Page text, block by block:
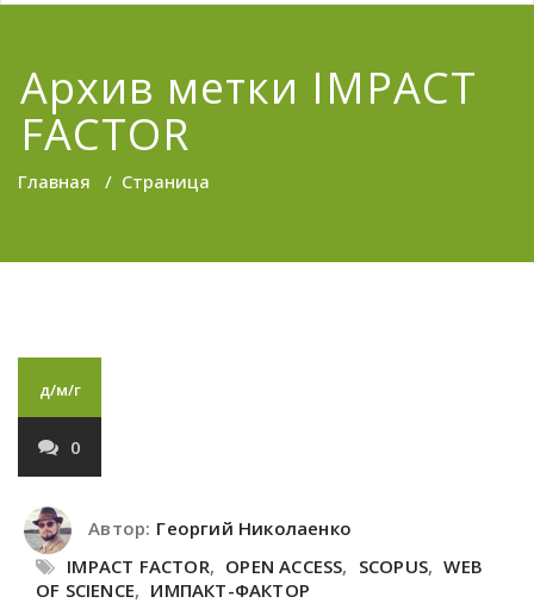
Архив метки IMPACT
FACTOR
Главная / Страница
д/м/г
0
Автор: Георгий Николаенко
IMPACT FACTOR, OPEN ACCESS, SCOPUS, WEB
OF SCIENCE, ИМПАКТ-ФАКТОР